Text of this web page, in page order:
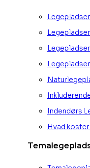
Indendørs
Hvad